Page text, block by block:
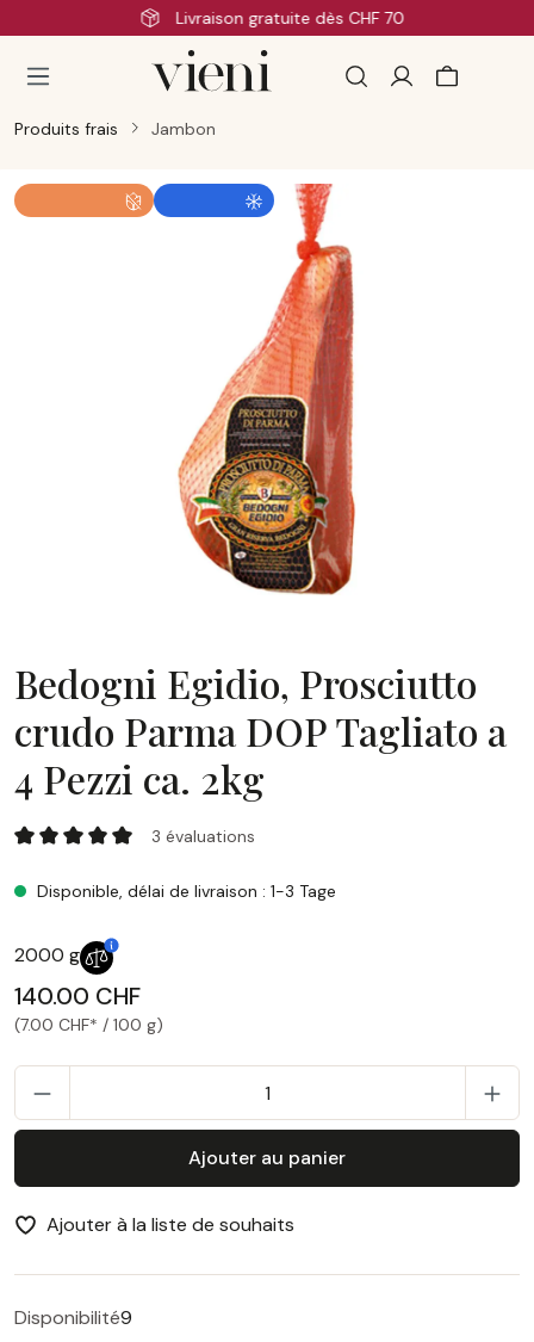
Passer au contenu principalLivraison rapide
Produits frais Jambon
Ignorer la galerie d'images
Bedogni Egidio, Prosciutto
crudo Parma DOP Tagliato a
4 Pezzi ca. 2kg
Bedogni Egidio, Prosciutto crudo Parma DOP Tagliato a 4
3 évaluations
Disponible, délai de livraison : 1-3 Tage
2000 g
140.00 CHF
(7.00 CHF* / 100 g)
Ajouter au panier
Ajouter à la liste de souhaits
Disponibilité9